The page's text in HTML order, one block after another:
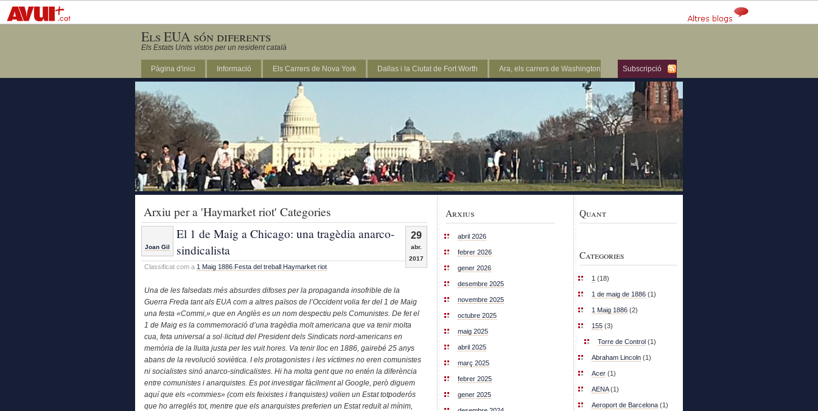
Els EUA són diferents
Els Estats Units vistos per un resident català
Subscripció
Pàgina d'inici Informació Els Carrers de Nova York Dallas i la Ciutat de Fort Worth Ara, els carrers de Washington
Arxiu per a 'Haymarket riot' Categories
29
abr.
2017
Joan Gil
El 1 de Maig a Chicago: una tragèdia anarco-
sindicalista
Classificat com a 1 Maig 1886 Festa del treball Haymarket riot
Una de les falsedats més absurdes difoses per la propaganda insofrible de la
Guerra Freda tant als EUA com a altres països de l’Occident volia fer del 1 de Maig
una festa «Commi,» que en Anglès es un nom despectiu pels Comunistes. De fet el
1 de Maig es la commemoració d’una tragèdia molt americana que va tenir molta
cua, feta universal a sol·licitud del President dels Sindicats nord-americans en
memòria de la lluita justa per les vuit hores. Va tenir lloc en 1886, gairebé 25 anys
abans de la revolució soviètica. I els protagonistes i les víctimes no eren comunistes
ni socialistes sinó anarco-sindicalistes. Hi ha molta gent que no entén la diferència
entre comunistes i anarquistes. Es pot investigar fàcilment al Google, però diguem
aquí que els «commies» (com els feixistes i franquistes) volien un Estat totpoderós
que ho arreglés tot, mentre que els anarquistes preferien un Estat reduït al mínim,
Arxius
abril 2026
febrer 2026
gener 2026
desembre 2025
novembre 2025
octubre 2025
maig 2025
abril 2025
març 2025
febrer 2025
gener 2025
Quant
Categories
1 (18)
1 de maig de 1886 (1)
1 Maig 1886 (2)
155 (3)
Torre de Control (1)
Abraham Lincoln (1)
Acer (1)
AENA(1)
Aeroport de Barcelona (1)